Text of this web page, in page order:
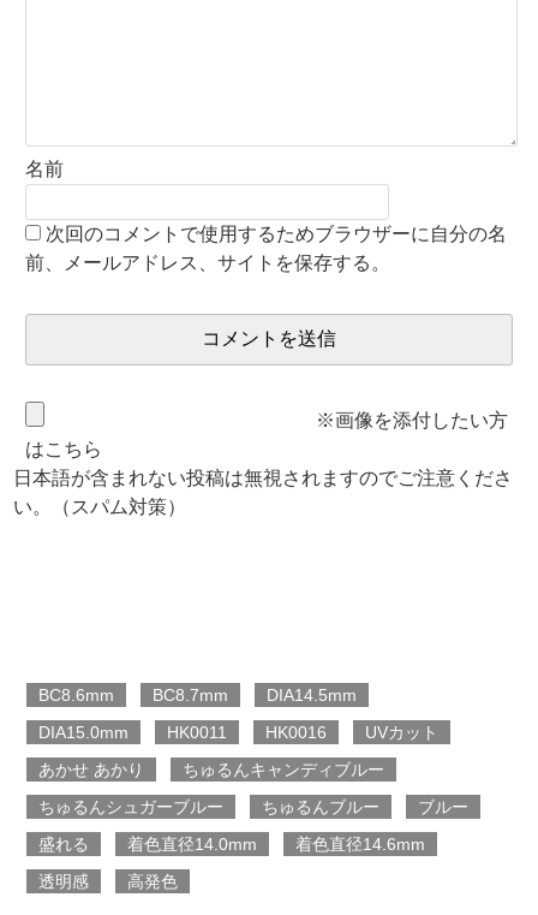
名前
次回のコメントで使用するためブラウザーに自分の名
前、メールアドレス、サイトを保存する。
※画像を添付したい方
はこちら
日本語が含まれない投稿は無視されますのでご注意くださ
い。（スパム対策）
BC8.6mm BC8.7mm
DIA14.5mm
DIA15.0mm
HK0011 HK0016
UVカット
あかせ あかり
ちゅるんキャンディブルー
ちゅるんシュガーブルー
ちゅるんブルー
ブルー
盛れる
着色直径14.0mm
着色直径14.6mm
透明感
高発色